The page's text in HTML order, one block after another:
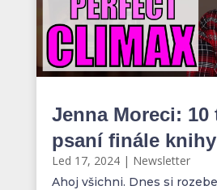
Jenna Moreci:
psaní finále knihy
Led 17, 2024| Newsletter
Ahoj všichni. Dnes si